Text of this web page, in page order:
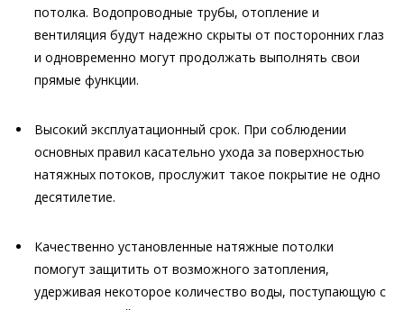
потолка. Водопроводные трубы, отопление и
вентиляция будут надежно скрыты от посторонних глаз
и одновременно могут продолжать выполнять свои
прямые функции.
Высокий эксплуатационный срок. При соблюдении
основных правил касательно ухода за поверхностью
натяжных потоков, прослужит такое покрытие не одно
десятилетие.
Качественно установленные натяжные потолки
помогут защитить от возможного затопления,
удерживая некоторое количество воды, поступающую с